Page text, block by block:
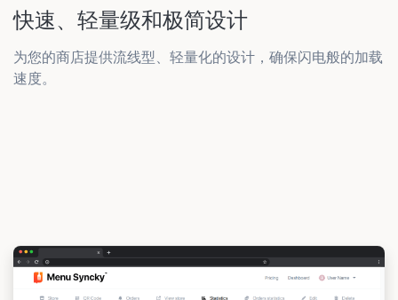
快速、轻量级和极简设计
为您的商店提供流线型、轻量化的设计，确保闪电般的加载
速度。